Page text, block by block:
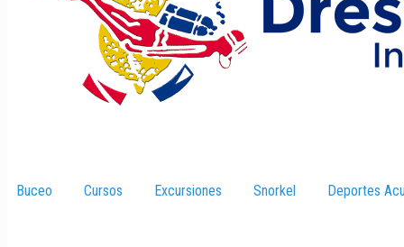
Buceo Cursos Excursiones Snorkel Deportes